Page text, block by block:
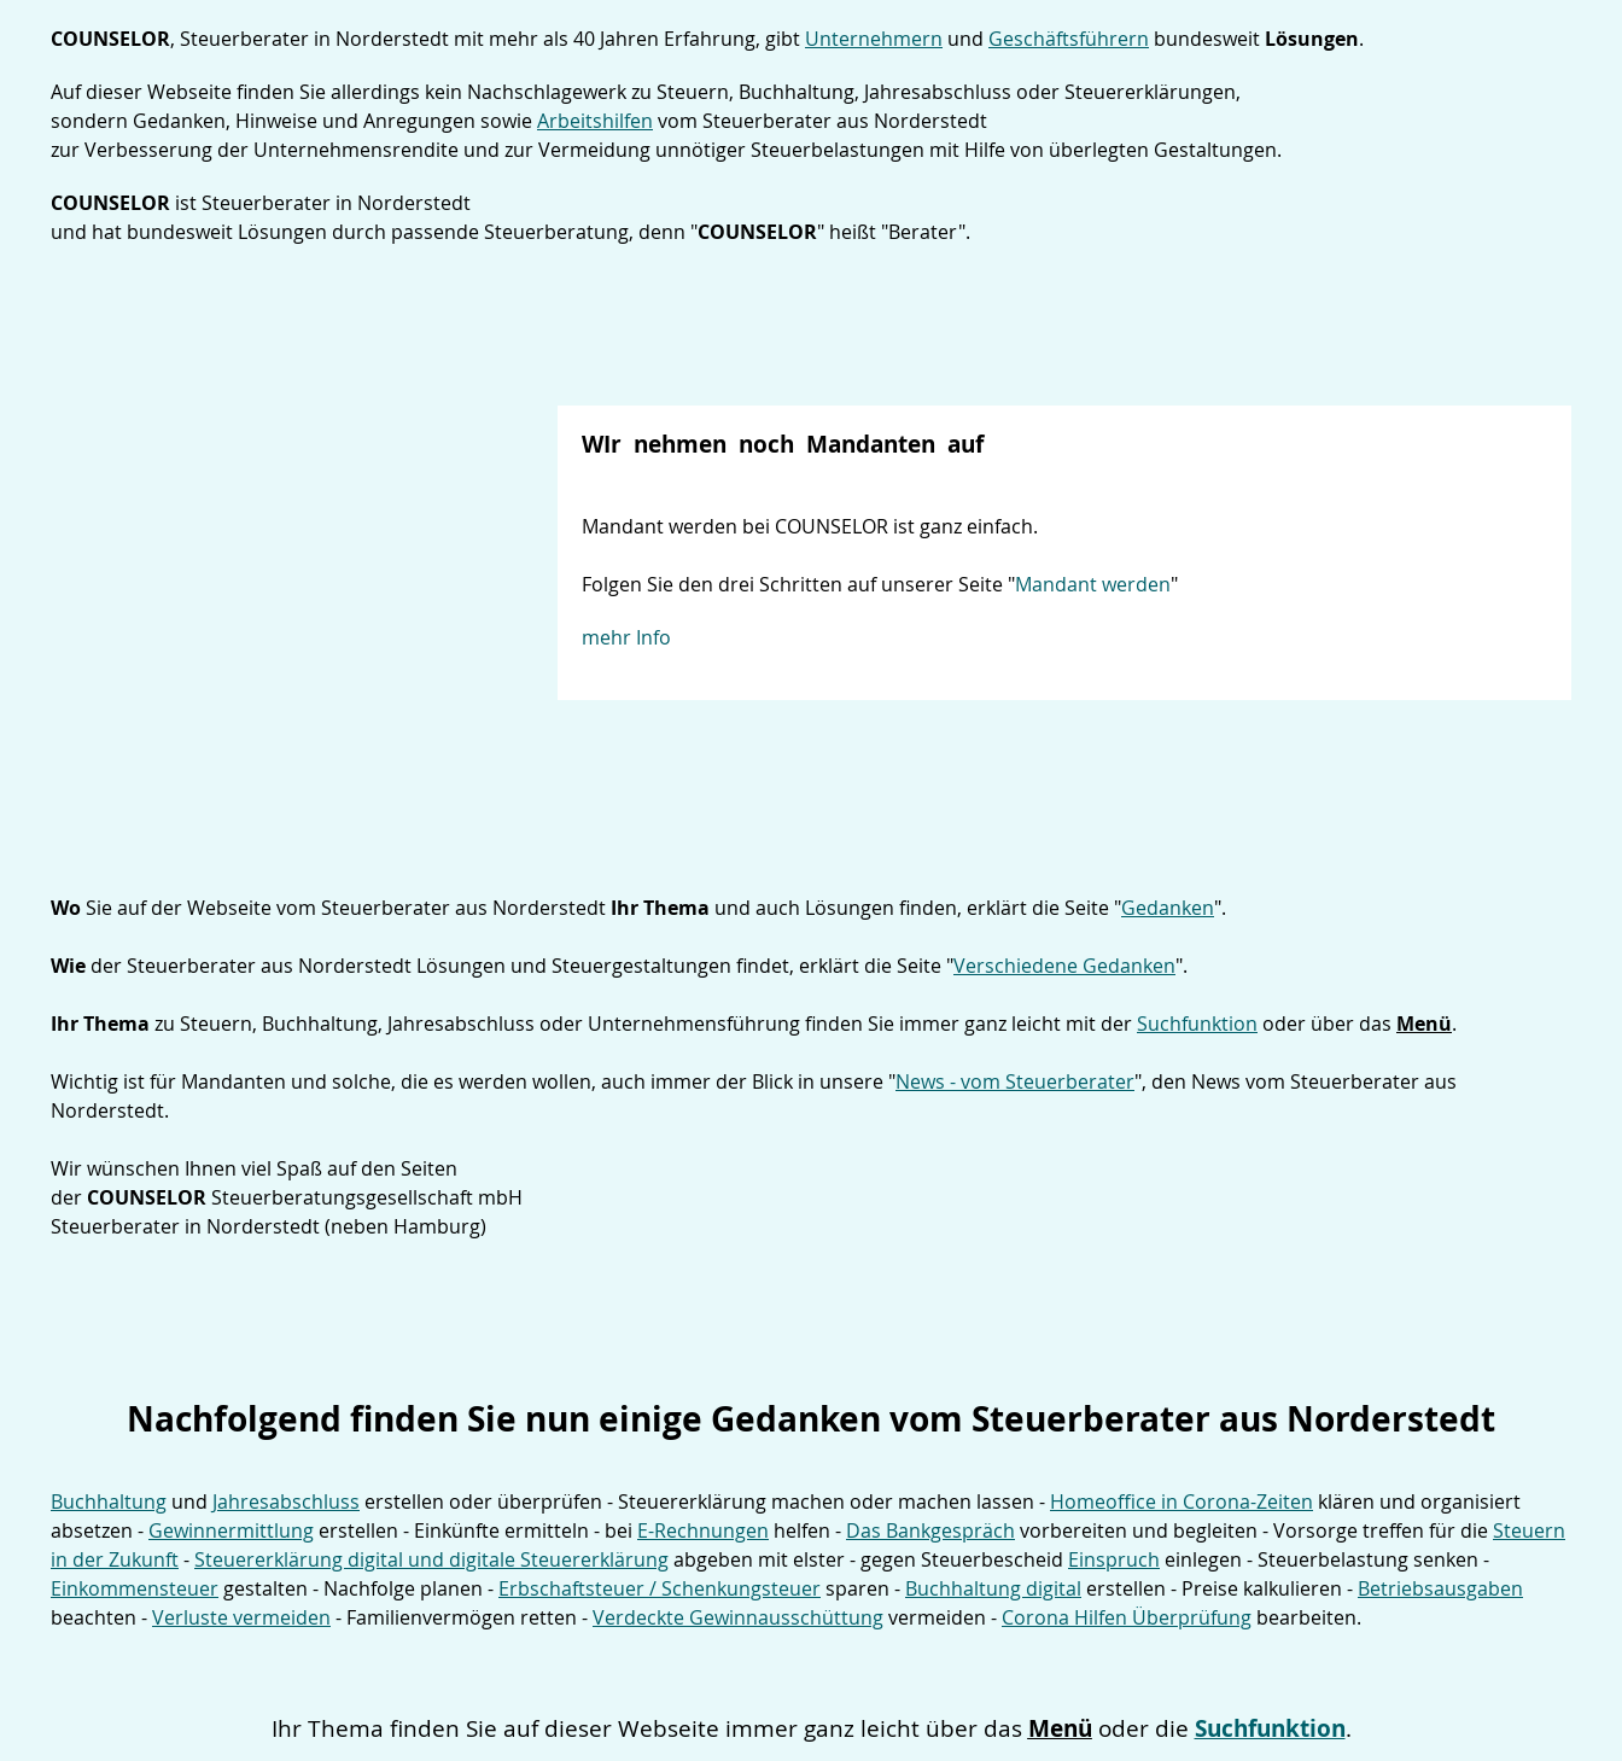
COUNSELOR, Steuerberater in Norderstedt mit mehr als 40 Jahren Erfahrung, gibt Unternehmern und Geschäftsführern bundesweit Lösungen.
Auf dieser Webseite finden Sie allerdings kein Nachschlagewerk zu Steuern, Buchhaltung, Jahresabschluss oder Steuererklärungen,
sondern Gedanken, Hinweise und Anregungen sowieArbeitshilfen vom Steuerberater aus Norderstedt
zur Verbesserung der Unternehmensrendite und zur Vermeidung unnötiger Steuerbelastungen mit Hilfe von überlegten Gestaltungen.
COUNSELOR ist Steuerberater in Norderstedt
und hat bundesweit Lösungen durch passende Steuerberatung, denn "COUNSELOR" heißt "Berater".
WIr nehmen noch Mandanten auf
Mandant werden bei COUNSELOR ist ganz einfach.
Folgen Sie den drei Schritten auf unserer Seite "Mandant werden"
mehr Info
WoSie auf der Webseite vom Steuerberater aus Norderstedt Ihr Thema und auch Lösungen finden, erklärt die Seite "Gedanken".
Wie der Steuerberater aus Norderstedt Lösungen und Steuergestaltungen findet, erklärt die Seite "Verschiedene Gedanken".
Ihr Thema zu Steuern, Buchhaltung, Jahresabschluss oder Unternehmensführung finden Sie immer ganz leicht mit derSuchfunktion oder über das Menü.
Wichtig ist für Mandanten und solche, die es werden wollen, auch immer der Blick in unsere "News - vom Steuerberater", den News vom Steuerberater aus
Norderstedt.
Wir wünschen Ihnen viel Spaß auf den Seiten
der COUNSELORSteuerberatungsgesellschaft mbH
Steuerberater in Norderstedt (neben Hamburg)
Nachfolgend finden Sie nun einige Gedanken vom Steuerberater aus Norderstedt
Buchhaltung und Jahresabschluss erstellen oder überprüfen - Steuererklärung machen oder machen lassen - Homeoffice in Corona-Zeiten klären und organisiert
absetzen - Gewinnermittlung erstellen - Einkünfte ermitteln - bei E-Rechnungen helfen - Das Bankgespräch vorbereiten und begleiten - Vorsorge treffen für dieSteuern
in der Zukunft-Steuererklärung digital und digitale Steuererklärungabgeben mit elster - gegen Steuerbescheid Einspruch einlegen - Steuerbelastung senken -
Einkommensteuer gestalten - Nachfolge planen - Erbschaftsteuer / Schenkungsteuersparen - Buchhaltung digital erstellen - Preise kalkulieren - Betriebsausgaben
beachten -Verluste vermeiden - Familienvermögen retten -Verdeckte Gewinnausschüttungvermeiden - Corona Hilfen Überprüfung bearbeiten.
Ihr Thema finden Sie auf dieser Webseite immer ganz leicht über das Menü oder die Suchfunktion.